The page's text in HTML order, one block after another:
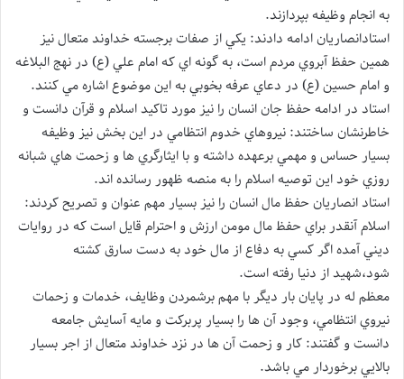
به انجام وظيفه بپردازند.
استادانصاريان ادامه دادند: يكي از صفات برجسته خداوند متعال نيز
همين حفظ آبروي مردم است، به گونه اي كه امام علي (ع) در نهج البلاغه
و امام حسين (ع) در دعاي عرفه بخوبي به اين موضوع اشاره مي كنند.
استاد در ادامه حفظ جان انسان را نيز مورد تاكيد اسلام و قرآن دانست و
خاطرنشان ساختند: نيروهاي خدوم انتظامي در اين بخش نيز وظيفه
بسيار حساس و مهمي برعهده داشته و با ايثارگري ها و زحمت هاي شبانه
روزي خود اين توصيه اسلام را به منصه ظهور رسانده اند.
استاد انصاريان حفظ مال انسان را نيز بسيار مهم عنوان و تصريح كردند:
اسلام آنقدر براي حفظ مال مومن ارزش و احترام قايل است كه در روايات
ديني آمده اگر كسي به دفاع از مال خود به دست سارق كشته
شود،شهيد از دنيا رفته است.
معظم له در پايان بار ديگر با مهم برشمردن وظايف، خدمات و زحمات
نيروي انتظامي، وجود آن ها را بسيار پربركت و مايه آسايش جامعه
دانست و گفتند: كار و زحمت آن ها در نزد خداوند متعال از اجر بسيار
بالايي برخوردار مي باشد.